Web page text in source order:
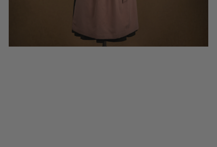
BLUSENKLEIDER
DIRNDLBLUSEN
DIRNDL
STRICKJANKER